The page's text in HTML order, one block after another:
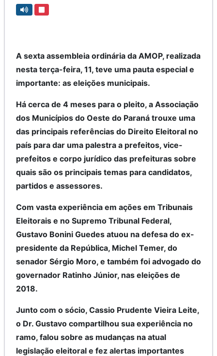
A sexta assembleia ordinária da AMOP, realizada
nesta terça-feira, 11, teve uma pauta especial e
importante: as eleições municipais.
Há cerca de 4 meses para o pleito, a Associação
dos Municípios do Oeste do Paraná trouxe uma
das principais referências do Direito Eleitoral no
país para dar uma palestra a prefeitos, vice-
prefeitos e corpo jurídico das prefeituras sobre
quais são os principais temas para candidatos,
partidos e assessores.
Com vasta experiência em ações em Tribunais
Eleitorais e no Supremo Tribunal Federal,
Gustavo Bonini Guedes atuou na defesa do ex-
presidente da República, Michel Temer, do
senador Sérgio Moro, e também foi advogado do
governador Ratinho Júnior, nas eleições de
2018.
Junto com o sócio, Cassio Prudente Vieira Leite,
o Dr. Gustavo compartilhou sua experiência no
ramo, falou sobre as mudanças na atual
legislação eleitoral e fez alertas importantes